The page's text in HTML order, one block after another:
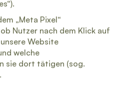
„Meta Pixel“
Nutzer nach dem Klick auf
Website
welche
sie dort tätigen (sog.